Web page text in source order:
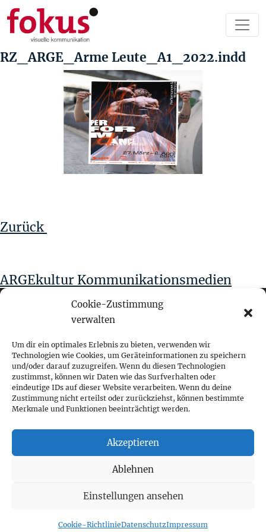
Cookie-Zustimmung
verwalten
Um dir ein optimales Erlebnis zu bieten, verwenden wir
Technologien wie Cookies, um Geräteinformationen zu speichern
und/oder darauf zuzugreifen. Wenn du diesen Technologien
zustimmst, können wir Daten wie das Surfverhalten oder
eindeutige IDs auf dieser Website verarbeiten. Wenn du deine
Zustimmung nicht erteilst oder zurückziehst, können bestimmte
Merkmale und Funktionen beeinträchtigt werden.
Akzeptieren
Ablehnen
Einstellungen ansehen
Cookie-RichtlinieDatenschutzImpressum
RZ_ARGE_Arme Leute_A1_2022.indd
Zurück
ARGEkultur Kommunikationsmedien
fokus visuelle kommunikation
Franz-Ofner-Straße 20
A - 5020 Salzburg
+ 43 662 452 083
fokus@fokus-design.com
Impressum